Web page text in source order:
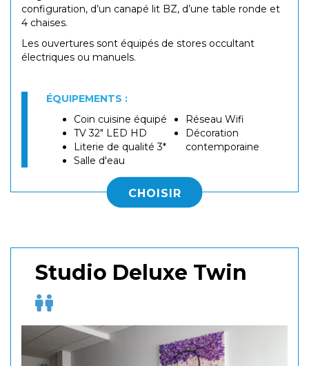
configuration, d’un canapé lit BZ, d’une table ronde et
4 chaises.
Les ouvertures sont équipés de stores occultant
électriques ou manuels.
ÉQUIPEMENTS :
Coin cuisine équipé
TV 32" LED HD
Literie de qualité 3*
Salle d'eau
Réseau Wifi
Décoration
contemporaine
CHOISIR
Studio Deluxe Twin